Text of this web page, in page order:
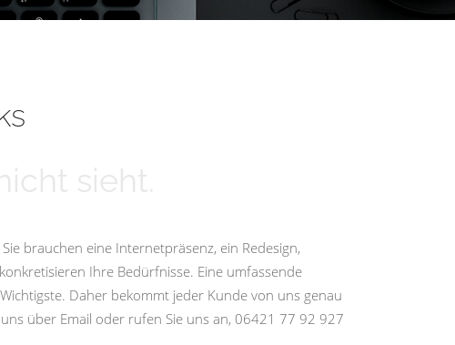
brauchen eine Internetpräsenz, ein Redesign,
Ihre Bedürfnisse. Eine umfassende
Daher bekommt jeder Kunde von uns genau
über Email oder rufen Sie uns an, 06421 77 92 927